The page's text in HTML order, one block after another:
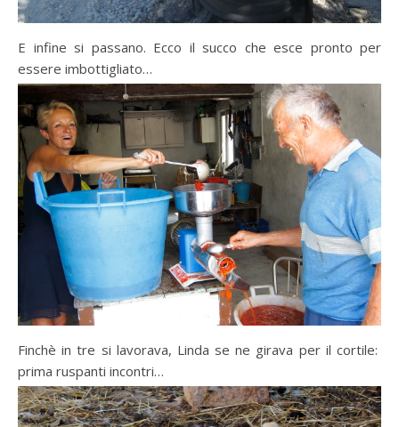
E infine si passano. Ecco il succo che esce pronto per
essere imbottigliato…
Finchè in tre si lavorava, Linda se ne girava per il cortile:
prima ruspanti incontri…